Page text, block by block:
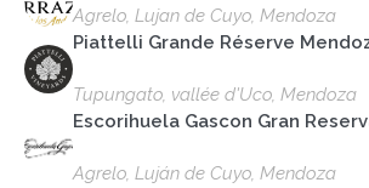
Agrelo, Lujan de Cuyo, Mendoza
Piattelli Grande Réserve
Tupungato, vallée d'Uco, Mendoza
Escorihuela Gascon Gran
Agrelo, Luján de Cuyo, Mendoza